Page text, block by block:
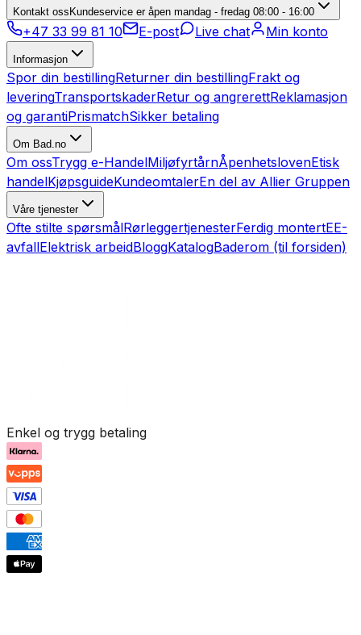
Kontakt ossKundeservice er åpen mandag - fredag 08:00 - 16:00
+47 33 99 81 10 E-post Live chat Min konto
Informasjon
Spor din bestillingReturner din bestillingFrakt og
leveringTransportskaderRetur og angrerettReklamasjon
og garantiPrismatchSikker betaling
Om Bad.no
Om ossTrygg e-HandelMiljøfyrtårnÅpenhetslovenEtisk
handelKjøpsguideKundeomtalerEn del av Allier Gruppen
Våre tjenester
Ofte stilte spørsmålRørleggertjenesterFerdig montertEE-
avfallElektrisk arbeidBloggKatalogBaderom (til forsiden)
Enkel og trygg betaling